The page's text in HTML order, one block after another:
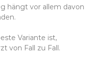
hängt vor allem davon
Variante ist,
von Fall zu Fall.